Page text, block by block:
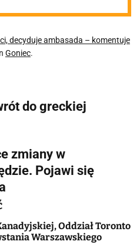
Kumor
decyduje ambasada – komentuje
Goniec.
do greckiej
zmiany w
Pojawi się
Oddział Toronto
Warszawskiego